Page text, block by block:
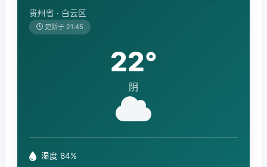
贵州省 · 白云区
更新于 21:45
22°
阴
湿度 84%